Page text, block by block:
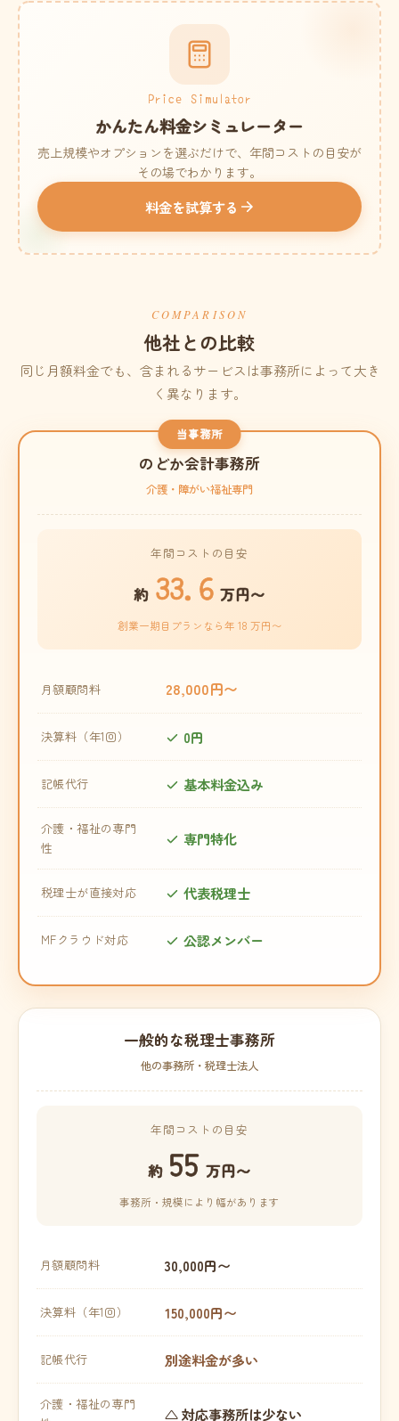
Price Simulator
かんたん料金シミュレーター
売上規模やオプションを選ぶだけで、年間コストの目安が
その場でわかります。
料金を試算する
COMPARISON
他社との比較
同じ月額料金でも、含まれるサービスは事務所によって大き
く異なります。
当事務所
のどか会計事務所
介護・障がい福祉専門
年間コストの目安
約 33.6 万円〜
創業一期目プランなら年 18 万円〜
月額顧問料 28,000円〜
決算料（年1回） 0円
記帳代行 基本料金込み
介護・福祉の専門
性
専門特化
税理士が直接対応 代表税理士
MFクラウド対応 公認メンバー
一般的な税理士事務所
他の事務所・税理士法人
年間コストの目安
約 55 万円〜
事務所・規模により幅があります
月額顧問料 30,000円〜
決算料（年1回） 150,000円〜
記帳代行 別途料金が多い
介護・福祉の専門
△ 対応事務所は少ない